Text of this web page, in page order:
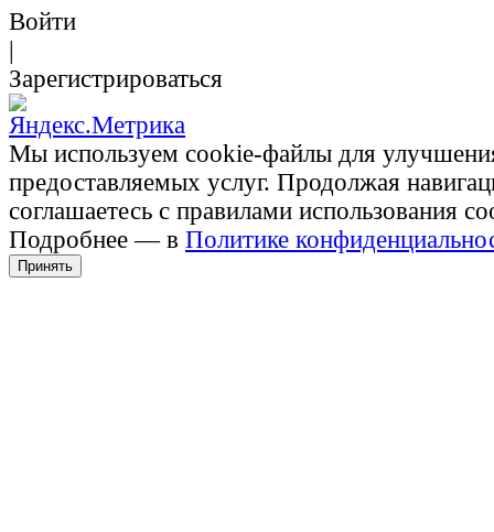
Войти
Зарегистрироваться
Мы используем cookie-файлы для
предоставляемых услуг. Продолжая
соглашаетесь с правилами использования
Подробнее — в Политике
Принять